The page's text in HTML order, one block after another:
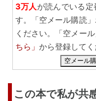
3万人 が読んでいる
す。「空メール購読
ください。「空メー
ちら」 から登録してく
空メール
この本で私が共